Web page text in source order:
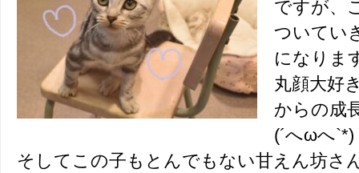
ですが、
ついてい
になりま
丸顔大好
からの成
(´へωへ`*)
そしてこの子もとんでもない甘えん坊さ